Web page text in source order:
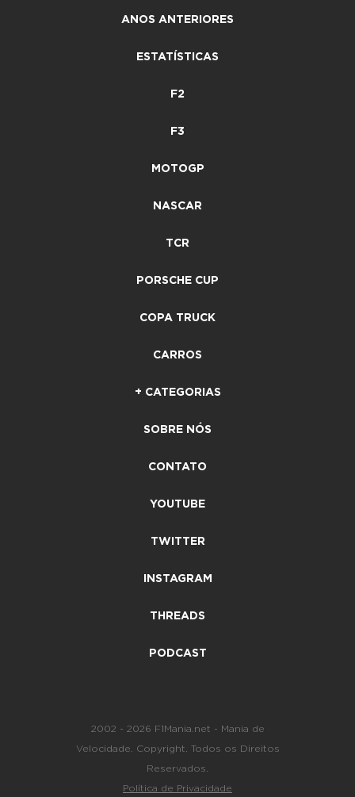
ANOS ANTERIORES
ESTATÍSTICAS
F2
F3
MOTOGP
NASCAR
TCR
PORSCHE CUP
COPA TRUCK
CARROS
+ CATEGORIAS
SOBRE NÓS
CONTATO
YOUTUBE
TWITTER
INSTAGRAM
THREADS
PODCAST
2002 - 2026 F1Mania.net - Mania de
Velocidade. Copyright. Todos os Direitos
Reservados.
Política de Privacidade